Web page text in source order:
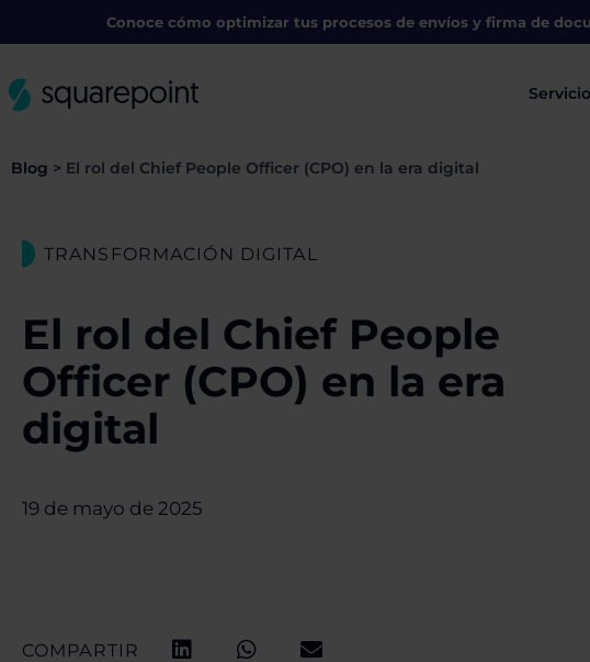
Conoce cómo optimizar tus procesos de envíos y firma de
Blog > El rol del Chief People Officer (CPO) en la era digital
TRANSFORMACIÓN DIGITAL
El rol del Chief People
Officer (CPO) en la era
digital
19 de mayo de 2025
COMPARTIR